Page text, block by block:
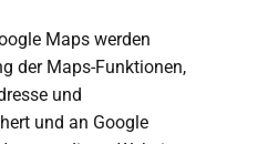
Maps werden
der Maps-Funktionen,
und
und an Google